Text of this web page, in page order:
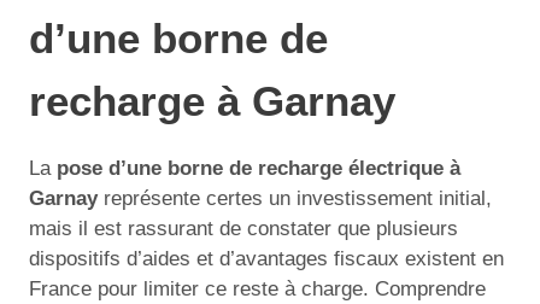
d’une borne de
recharge à Garnay
La pose d’une borne de recharge électrique à
Garnayreprésente certes un investissement initial,
mais il est rassurant de constater que plusieurs
dispositifs d’aides et d’avantages fiscaux existent en
France pour limiter ce reste à charge. Comprendre